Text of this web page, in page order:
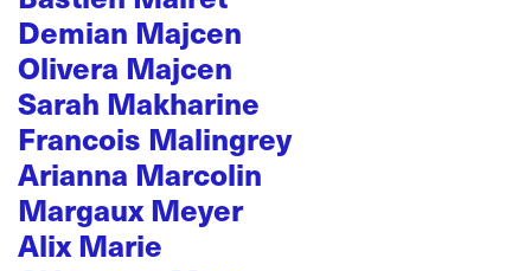
Demian Majcen
Olivera Majcen
Sarah Makharine
Francois Malingrey
Arianna Marcolin
Margaux Meyer
Alix Marie